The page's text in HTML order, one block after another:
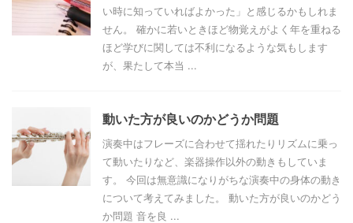
い時に知っていればよかった」と感じるかもしれま
せん。 確かに若いときほど物覚えがよく年を重ねる
ほど学びに関しては不利になるような気もします
が、果たして本当 ...
動いた方が良いのかどうか問題
演奏中はフレーズに合わせて揺れたりリズムに乗っ
て動いたりなど、楽器操作以外の動きもしていま
す。 今回は無意識になりがちな演奏中の身体の動き
について考えてみました。 動いた方が良いのかどう
か問題 音を良 ...